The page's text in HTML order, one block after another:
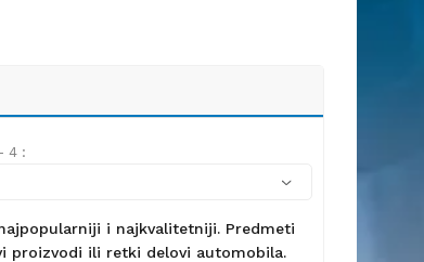
4 :
i najkvalitetniji. Predmeti
proizvodi ili retki delovi automobila.